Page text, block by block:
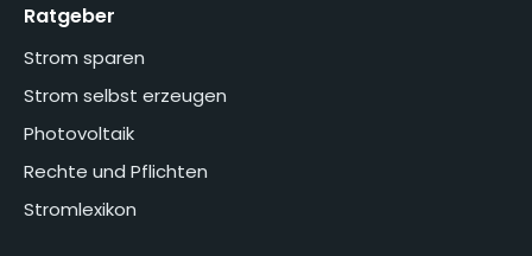
Ratgeber
Strom sparen
Strom selbst erzeugen
Photovoltaik
Rechte und Pflichten
Stromlexikon